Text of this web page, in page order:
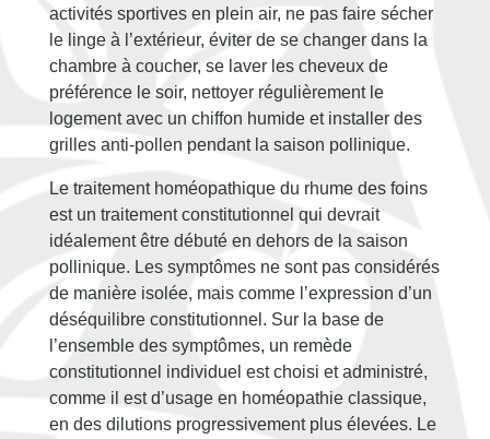
activités sportives en plein air, ne pas faire sécher
le linge à l’extérieur, éviter de se changer dans la
chambre à coucher, se laver les cheveux de
préférence le soir, nettoyer régulièrement le
logement avec un chiffon humide et installer des
grilles anti-pollen pendant la saison pollinique.
Le traitement homéopathique du rhume des foins
est un traitement constitutionnel qui devrait
idéalement être débuté en dehors de la saison
pollinique. Les symptômes ne sont pas considérés
de manière isolée, mais comme l’expression d’un
déséquilibre constitutionnel. Sur la base de
l’ensemble des symptômes, un remède
constitutionnel individuel est choisi et administré,
comme il est d’usage en homéopathie classique,
en des dilutions progressivement plus élevées. Le